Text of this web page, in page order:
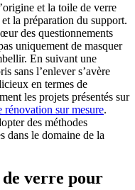
et la toile de verre
la préparation du support.
des questionnements
uniquement de masquer
En suivant une
sans l’enlever s’avère
en termes de
les projets présentés sur
rénovation sur mesure.
des méthodes
dans le domaine de la
verre pour